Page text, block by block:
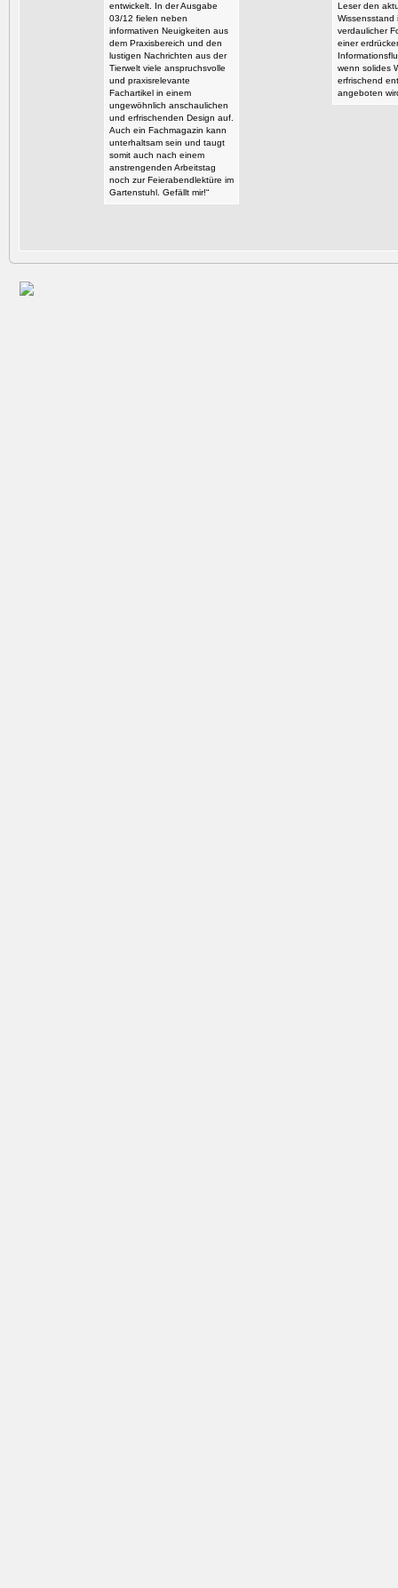
entwickelt. In der Ausgabe
03/12 fielen neben
informativen Neuigkeiten aus
dem Praxisbereich und den
lustigen Nachrichten aus der
Tierwelt viele anspruchsvolle
und praxisrelevante
Fachartikel in einem
ungewöhnlich anschaulichen
und erfrischenden Design auf.
Auch ein Fachmagazin kann
unterhaltsam sein und taugt
somit auch nach einem
anstrengenden Arbeitstag
noch zur Feierabendlektüre im
Gartenstuhl. Gefällt mir!“
Leser den
Wissensstand
verdaulicher
einer
wenn solides
erfrischend
angeboten